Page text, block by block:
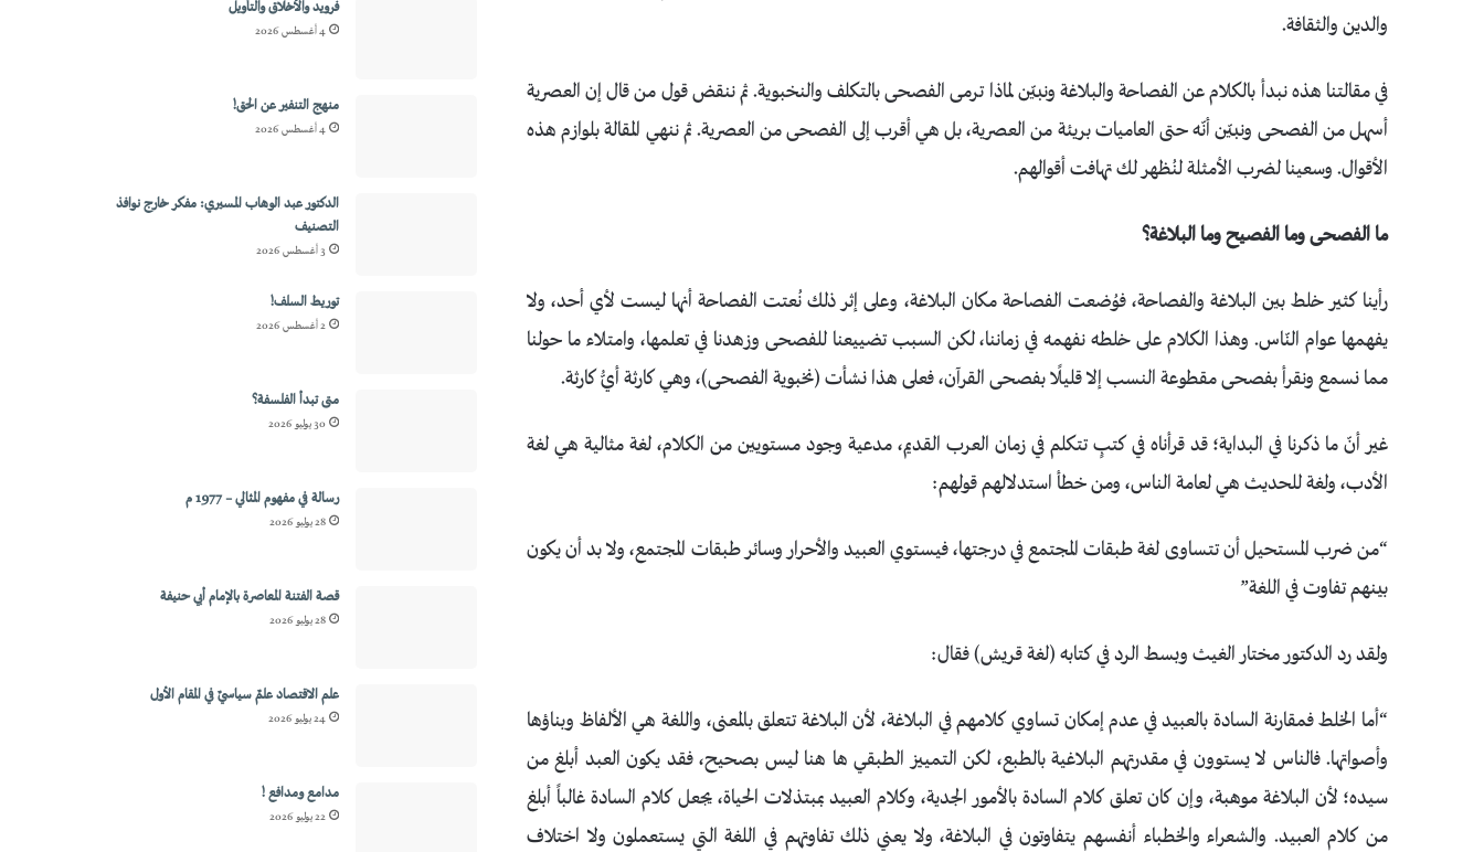
والدين والثقافة.
في مقالتنا هذه نبدأ بالكلام عن الفصاحة والبلاغة ونبيّنلماذا ترمى الفصحى بالتكلف والنخبوية. ثم ننقض قول من قال إن العصرية
أسهل من الفصحى ونبيّن أنّه حتى العاميات بريئة من العصرية، بل هي أقرب إلى الفصحى من العصرية. ثم ننهي المقالة بلوازم هذه
الأقوال. وسعينا لضرب الأمثلة لنُظهر لك تهافت أقوالهم.
ما الفصحى وما الفصيح وما البلاغة؟
رأينا كثير خلط بين البلاغة والفصاحة، فوُضعت الفصاحة مكان البلاغة، وعلى إثر ذلك نُعتت الفصاحة أنها ليست لأي أحد، ولا
يفهمها عوام النّاس. وهذا الكلام على خلطه نفهمه في زماننا، لكن السبب تضييعنا للفصحى وزهدنا في تعلمها، وامتلاء ما حولنا
مما نسمع ونقرأ بفصحى مقطوعة النسب إلا قليلًا بفصحى القرآن، فعلى هذا نشأت (نخبوية الفصحى)، وهي كارثة أيُّ كارثة.
غير أنّ ما ذكرنا في البداية؛ قد قرأناه في كتبٍ تتكلم في زمان العرب القديم، مدعية وجود مستويين من الكلام، لغة مثالية هي لغة
الأدب، ولغة للحديث هي لعامة الناس، ومن خطأ استدلالهم قولهم:
“من ضرب المستحيل أن تتساوى لغة طبقات المجتمع في درجتها، فيستوي العبيد والأحرار وسائر طبقات المجتمع، ولا بد أن يكون
بينهم تفاوت في اللغة”
ولقد رد الدكتور مختار الغيث وبسط الرد في كتابه (لغة قريش) فقال:
“أما الخلط فمقارنة السادة بالعبيد في عدم إمكان تساوي كلامهم في البلاغة، لأن البلاغة تتعلق بالمعنى، واللغة هي الألفاظ وبناؤها
وأصواتها. فالناس لا يستوون في مقدرتهم البلاغية بالطبع، لكن التمييز الطبقي ها هنا ليس بصحيح، فقد يكون العبد أبلغ من
سيده؛ لأن البلاغة موهبة، وإن كان تعلق كلام السادة بالأمور الجدية، وكلام العبيد بمبتذلات الحياة، يجعل كلام السادة غالباً أبلغ
من كلام العبيد. والشعراء والخطباء أنفسهم يتفاوتون في البلاغة، ولا يعني ذلك تفاوتهم في اللغة التي يستعملون ولا اختلاف
فرويد والأخلاق والتأويل
4 أغسطس 2026
منهج التنفير عن الحق!
4 أغسطس 2026
الدكتور عبد الوهاب المسيري: مفكر خارج نوافذ
التصنيف
3 أغسطس 2026
توريط السلف!
2 أغسطس 2026
متى تبدأ الفلسفة؟
30 يوليو 2026
رسالة في مفهوم المثالي – 1977 م
28 يوليو 2026
قصة الفتنة المعاصرة بالإمام أبي حنيفة
28 يوليو 2026
علم الاقتصاد علمٌ سياسيٌ في المقام الأول
24 يوليو 2026
مدامع ومدافع !
22 يوليو 2026